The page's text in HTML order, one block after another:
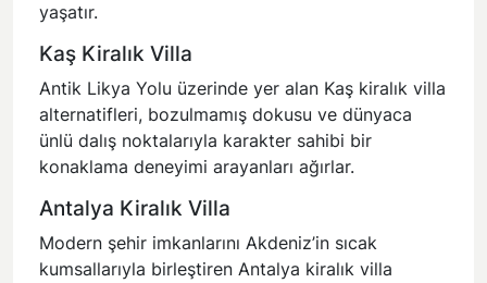
yaşatır.
Kaş Kiralık Villa
Antik Likya Yolu üzerinde yer alan Kaş kiralık villa
alternatifleri, bozulmamış dokusu ve dünyaca
ünlü dalış noktalarıyla karakter sahibi bir
konaklama deneyimi arayanları ağırlar.
Antalya Kiralık Villa
Modern şehir imkanlarını Akdeniz’in sıcak
kumsallarıyla birleştiren Antalya kiralık villa